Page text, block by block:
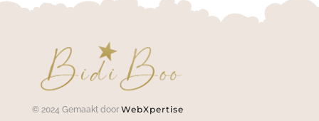
© 2024 Gemaakt door WebXpertise